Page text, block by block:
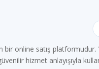
bir online satış platformudur.
hizmet anlayışıyla